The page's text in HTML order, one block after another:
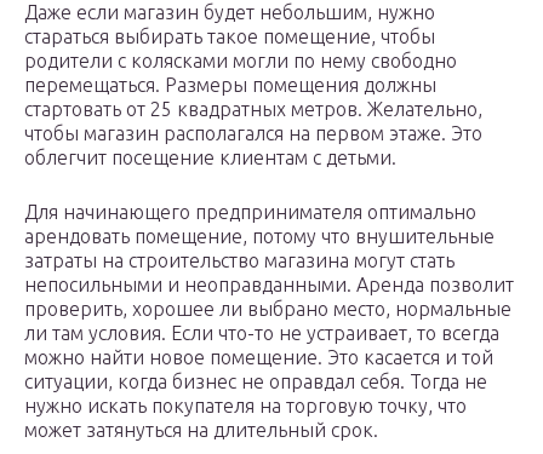
Даже если магазин будет небольшим, нужно
стараться выбирать такое помещение, чтобы
родители с колясками могли по нему свободно
перемещаться. Размеры помещения должны
стартовать от 25 квадратных метров. Желательно,
чтобы магазин располагался на первом этаже. Это
облегчит посещение клиентам с детьми.
Для начинающего предпринимателя оптимально
арендовать помещение, потому что внушительные
затраты на строительство магазина могут стать
непосильными и неоправданными. Аренда позволит
проверить, хорошее ли выбрано место, нормальные
ли там условия. Если что-то не устраивает, то всегда
можно найти новое помещение. Это касается и той
ситуации, когда бизнес не оправдал себя. Тогда не
нужно искать покупателя на торговую точку, что
может затянуться на длительный срок.